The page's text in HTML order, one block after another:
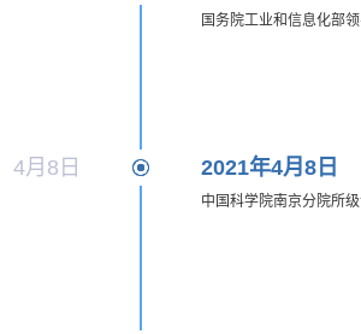
国务院工业和信息化部
4月8日 2021年4月8日
中国科学院南京分院所